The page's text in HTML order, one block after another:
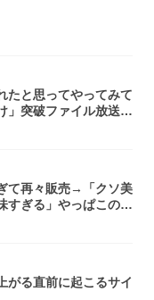
たと思ってやってみて
」突破ファイル放送で
て再々販売→「クソ美
すぎる」やっぱこのク
がる直前に起こるサイ